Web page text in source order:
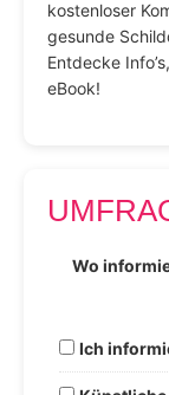
kostenloser
gesunde
Entdecke
eBook!
Wo
Ich